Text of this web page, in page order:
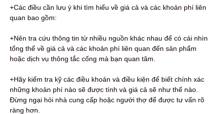
+Các điều cần lưu ý khi tìm hiểu về giá cả và các khoản phí liên
quan bao gồm:
+Nên tra cứu thông tin từ nhiều nguồn khác nhau để có cái nhìn
tổng thể về giá cả và các khoản phí liên quan đến sản phẩm
hoặc dịch vụ thông tắc cống mà bạn quan tâm.
+Hãy kiểm tra kỹ các điều khoản và điều kiện để biết chính xác
những khoản phí nào sẽ được tính và giá cả sẽ như thế nào.
Đừng ngại hỏi nhà cung cấp hoặc người thợ để được tư vấn rõ
ràng hơn.